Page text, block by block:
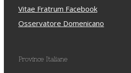
Vitae Fratrum Facebook
Osservatore Domenicano
Province Italiane